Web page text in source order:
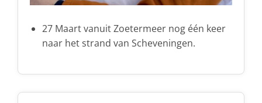
27 Maart vanuit Zoetermeer nog één keer
naar het strand van Scheveningen.